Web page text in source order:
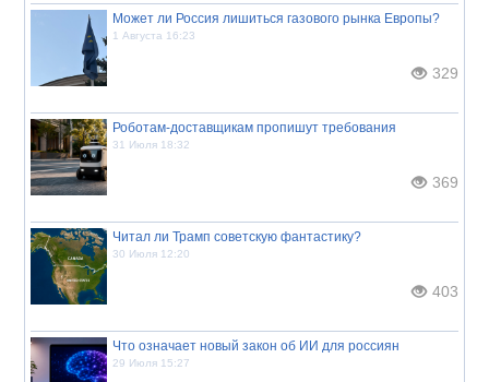
Может ли Россия лишиться газового рынка Европы?
1 Августа 16:23
329
Роботам-доставщикам пропишут требования
31 Июля 18:32
369
Читал ли Трамп советскую фантастику?
30 Июля 12:20
403
Что означает новый закон об ИИ для россиян
29 Июля 15:27